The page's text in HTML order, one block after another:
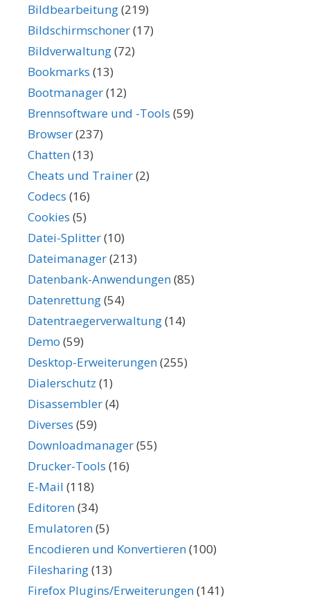
Bildbearbeitung(219)
Bildschirmschoner(17)
Bildverwaltung(72)
Bookmarks (13)
Bootmanager(12)
Brennsoftware und -Tools (59)
Browser(237)
Chatten(13)
Cheats und Trainer(2)
Codecs (16)
Cookies (5)
Datei-Splitter(10)
Dateimanager(213)
Datenbank-Anwendungen(85)
Datenrettung(54)
Datentraegerverwaltung(14)
Demo (59)
Desktop-Erweiterungen(255)
Dialerschutz (1)
Disassembler(4)
Diverses (59)
Downloadmanager(55)
Drucker-Tools (16)
E-Mail (118)
Editoren(34)
Emulatoren(5)
Encodieren und Konvertieren(100)
Filesharing(13)
Firefox Plugins/Erweiterungen(141)